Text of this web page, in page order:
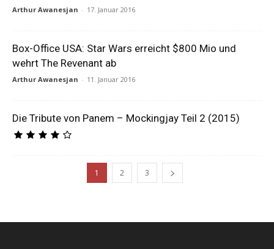
Arthur Awanesjan - 17. Januar 2016
Box-Office USA: Star Wars erreicht $800 Mio und
wehrt The Revenant ab
Arthur Awanesjan - 11. Januar 2016
Die Tribute von Panem – Mockingjay Teil 2 (2015)
1 2 3